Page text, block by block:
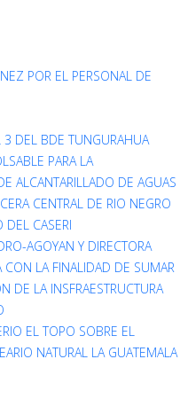
POR EL PERSONAL DE
DEL BDE TUNGURAHUA
PARA LA
ALCANTARILLADO DE AGUAS
CENTRAL DE RIO NEGRO
DEL CASERI
AGOYAN Y DIRECTORA
LA FINALIDAD DE SUMAR
DE LA INSFRAESTRUCTURA
EL TOPO SOBRE EL
NATURAL LA GUATEMALA